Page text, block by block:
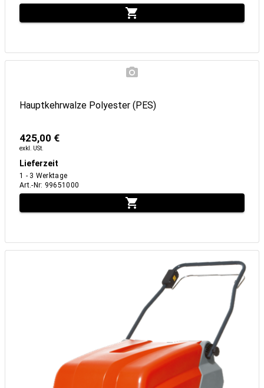
Hauptkehrwalze Polyester (PES)
425,00 €
exkl. USt.
Lieferzeit
1 - 3 Werktage
Art.-Nr: 99651000